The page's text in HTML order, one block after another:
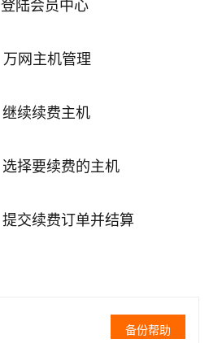
登陆会员中心
万网主机管理
继续续费主机
选择要续费的主机
提交续费订单并结算
备份帮助